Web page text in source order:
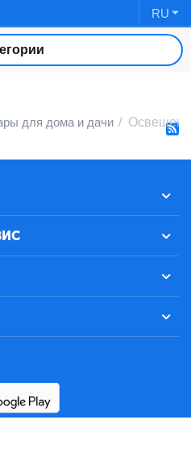
RU
для дома и дачи /